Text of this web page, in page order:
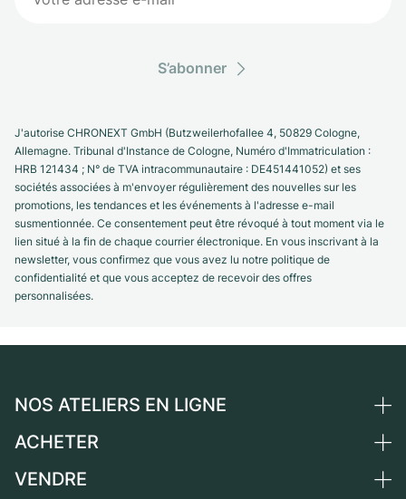
S’abonner
J'autorise CHRONEXT GmbH (Butzweilerhofallee 4, 50829 Cologne,
Allemagne. Tribunal d'Instance de Cologne, Numéro d'Immatriculation :
HRB 121434 ; N° de TVA intracommunautaire : DE451441052) et ses
sociétés associées à m'envoyer régulièrement des nouvelles sur les
promotions, les tendances et les événements à l'adresse e-mail
susmentionnée. Ce consentement peut être révoqué à tout moment via le
lien situé à la fin de chaque courrier électronique. En vous inscrivant à la
newsletter, vous confirmez que vous avez lu notre politique de
confidentialité et que vous acceptez de recevoir des offres
personnalisées.
NOS ATELIERS EN LIGNE
Allemagne
ACHETER
Toutes les montres de luxe
VENDRE